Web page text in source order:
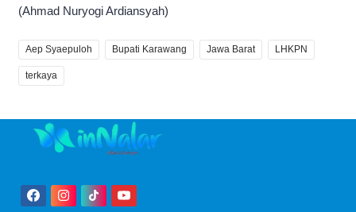
(Ahmad Nuryogi Ardiansyah)
Aep Syaepuloh Bupati Karawang Jawa Barat LHKPN
terkaya